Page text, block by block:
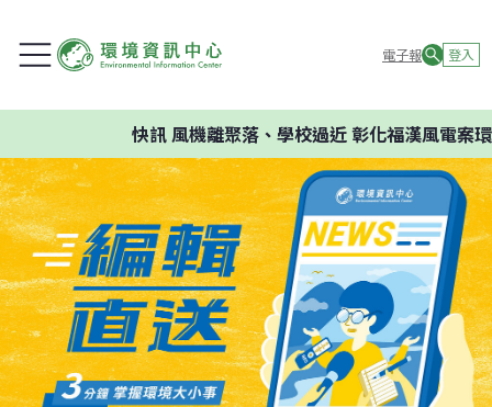
電子報 登入
快訊風機離聚落、學校過近 彰化福漢風電案環